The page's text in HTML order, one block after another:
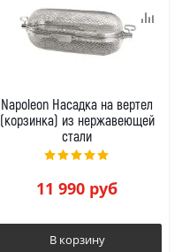
Napoleon Насадка на вертел
(корзинка) из нержавеющей
стали
11 990 руб
В корзину